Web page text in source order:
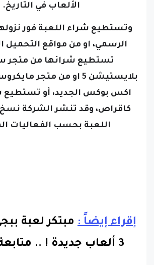
الألعاب في التاريخ.
وتستطيع شراء اللعبة فور
الرسمي، او من مواقع التحميل
تستطيع شرائها من متجر
بلايستيشن 5 او من متجر
اكس بوكس الجديد، أو تستطيع
كاقراص، وقد تنشر الشركة
اللعبة بحسب الفعاليات
إقراء إيضاً : مبتكر لعبة
3 ألعاب جديدة !
..